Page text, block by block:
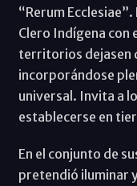
“Rerum
Clero Indígena con
territorios dejasen
incorporándose
universal. Invita a
establecerse en
En el conjunto de
pretendió iluminar